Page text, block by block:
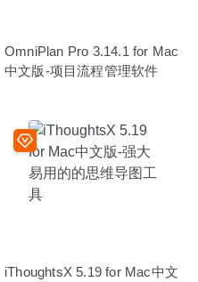
OmniPlan Pro 3.14.1 for Mac
中文版-项目流程管理软件
iThoughtsX 5.19 for Mac中文